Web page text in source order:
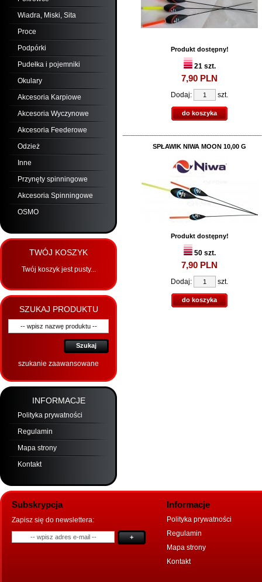
Wiadra, Miski, Sita
Proce
Podpórki
Pudełka i pojemniki
Okulary
Akcesoria Karpiowe
Akcesoria Wyczynowe
Akcesoria Feederowe
Odzież
Inne
Przynęty spinningowe
Akcesoria Spinningowe
OSMO
TWÓJ KOSZYK
Twój koszyk jest pusty...
SZUKAJ PRODUKTU
Szukaj
szukanie zaawansowane
INFORMACJE
Polityka prywatności
Regulamin
Mapa strony
Kontakt
Produkt dostępny!
21 szt.
7,90 PLN
Dodaj: szt.
do koszyka
SPŁAWIK NIWA MOON 10,00 G
Produkt dostępny!
50 szt.
7,90 PLN
Dodaj: szt.
do koszyka
Informacje
Subskrypcja
Zapisz się do newslettera:
+
Polityka prywatności
Regulamin
Mapa strony
Kontakt